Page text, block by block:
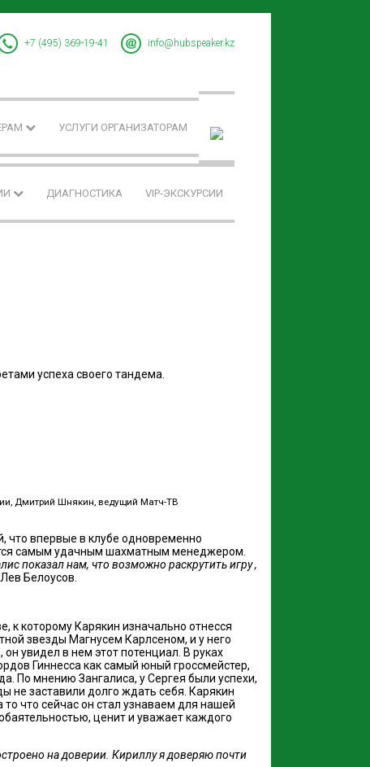
+7 (495) 369-19-41 info@hubspeaker.kz
УСЛУГИ ОРГАНИЗАТОРАМ
ДИАГНОСТИКА VIP-ЭКСКУРСИИ
успеха своего тандема.
Дмитрий Шнякин, ведущий Матч-ТВ
что впервые в клубе одновременно
самым удачным шахматным менеджером.
показал нам, что возможно раскрутить игру ,
Белоусов.
к которому Карякин изначально отнесся
звезды Магнусем Карлсеном, и у него
увидел в нем этот потенциал. В руках
Гиннесса как самый юный гроссмейстер,
По мнению Зангалиса, у Сергея были успехи,
не заставили долго ждать себя. Карякин
что сейчас он стал узнаваем для нашей
ценит и уважает каждого
на доверии. Кириллу я доверяю почти